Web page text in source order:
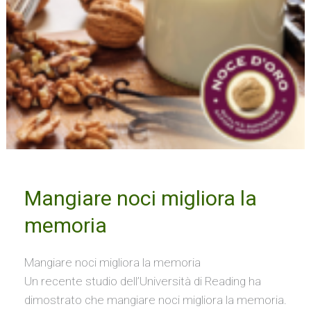
Mangiare noci migliora la
memoria
Mangiare noci migliora la memoria
Un recente studio dell’Università di Reading ha
dimostrato che mangiare noci migliora la memoria.